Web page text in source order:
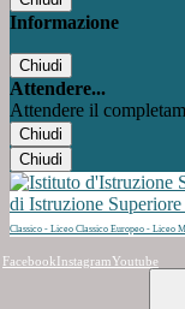
Informazione
Chiudi
Attendere...
Attendere il
Chiudi
Chiudi
di Istruzione Superiore
Classico - Liceo Classico Europeo - Liceo
Facebook InstagramYoutube